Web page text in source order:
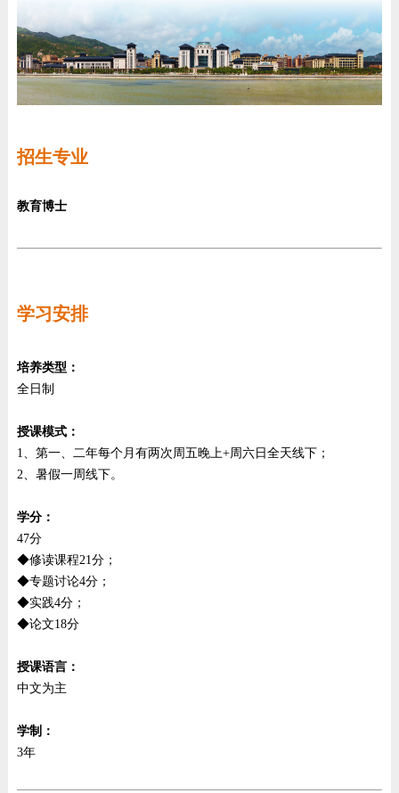
招生专业
教育博士
学习安排
培养类型：
全日制
授课模式：
1、第一、二年每个月有两次周五晚上+周六日全天线下；
2、暑假一周线下。
学分：
47分
◆修读课程21分；
◆专题讨论4分；
◆实践4分；
◆论文18分
授课语言：
中文为主
学制：
3年